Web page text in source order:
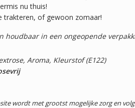
nu thuis!
trakteren, of gewoon zomaar!
houdbaar in een ongeopende
Aroma, Kleurstof (E122)
wordt met grootst mogelijke zorg en